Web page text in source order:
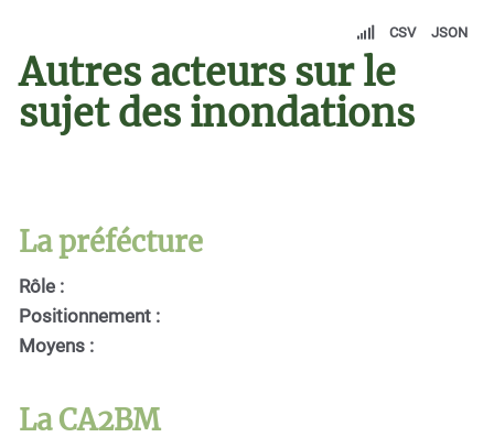
CSV JSON
Autres acteurs sur le
sujet des inondations
La préfécture
Rôle :
Positionnement :
Moyens :
La CA2BM